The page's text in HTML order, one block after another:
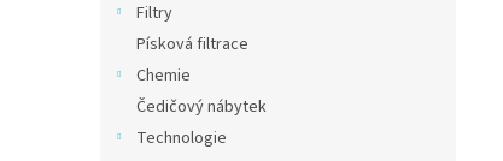
Filtry
Písková filtrace
Chemie
Čedičový nábytek
Technologie